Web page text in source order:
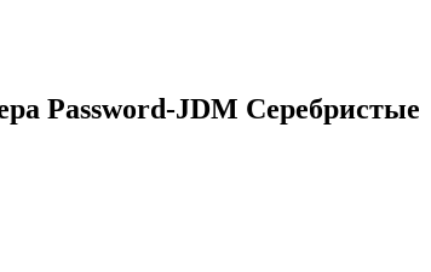
Password-JDM Серебристые